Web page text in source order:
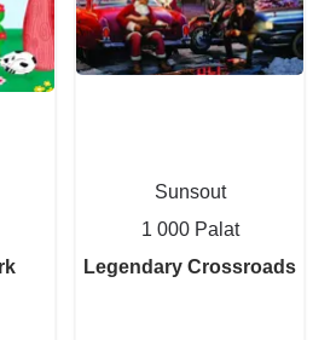
Sunsout
1 000 Palat
Legendary Crossroads